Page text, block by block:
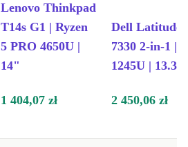
Lenovo Thinkpad
T14s G1 | Ryzen
5 PRO 4650U |
14"
Dell Latitude
7330 2-in-1 |
1245U | 13.3"
1 404,07 zł 2 450,06 zł